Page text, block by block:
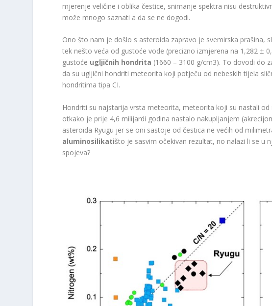
mjerenje veličine i oblika čestice, snimanje spektra nisu
može mnogo saznati a da se ne dogodi.
Ono što nam je došlo s asteroida zapravo je svemirska prašina,
tek nešto veća od gustoće vode (precizno izmjerena na 1,282 ±
gustoće ugljičnih hondrita (1660 – 3100 g/cm3). To dovodi do
da su ugljični hondriti meteorita koji potječu od nebeskih tijela
hondritima tipa CI.
Hondriti su najstarija vrsta meteorita, meteorita koji su nastali
otkako je prije 4,6 milijardi godina nastalo nakupljanjem
asteroida Ryugu jer se oni sastoje od čestica ne većih od
aluminosilikatišto je sasvim očekivan rezultat, no nalazi li se u
spojeva?